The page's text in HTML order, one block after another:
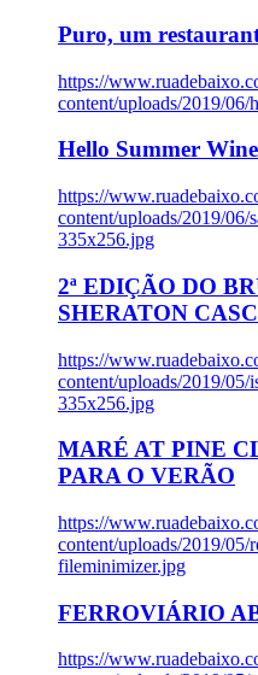
Puro, um
https://
content/uploads/2019/
Hello Summer
https://
content/uploads/2019/06/
335x256.jpg
2ª EDIÇÃO DO
SHERATON
https://
content/uploads/2019/
335x256.jpg
MARÉ AT PINE
PARA O VERÃO
https://
content/uploads/2019/05/
fileminimizer.jpg
FERROVIÁRIO
https://